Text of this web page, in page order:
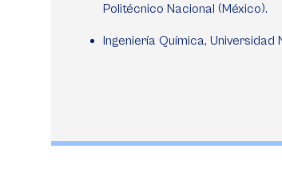
Politécnico Nacional (México).
Ingeniería Química, Universidad